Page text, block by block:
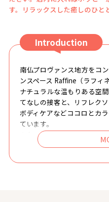
す。リラックスした癒しのひと
Introduction
南仏プロヴァンス地方をコ
ンスペース Raffine（ラフィ
ナチュラルな温もりある空
てなしの接客と、リフレクソ
ボディケアなどココロとカ
ています。
また、ラフィネのサービス
一押しを丁寧に、心を込